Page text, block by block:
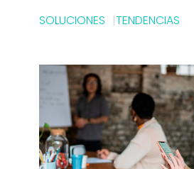
SOLUCIONES
TENDENCIAS